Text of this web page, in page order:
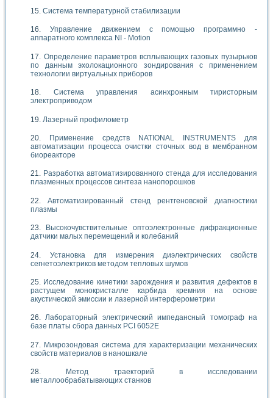
Система температурной стабилизации
Управление движением с помощью программно -
аппаратного комплекса NI - Motion
Определение параметров всплывающих газовых пузырьков
по данным эхолокационного зондирования с применением
технологии виртуальных приборов
Система управления асинхронным тиристорным
электроприводом
Лазерный профилометр
Применение средств NATIONAL INSTRUMENTS для
автоматизации процесса очистки сточных вод в мембранном
биореакторе
Разработка автоматизированного стенда для исследования
плазменных процессов синтеза нанопорошков
Автоматизированный стенд рентгеновской диагностики
плазмы
Высокочувствительные оптоэлектронные дифракционные
датчики малых перемещений и колебаний
Установка для измерения диэлектрических свойств
сегнетоэлектриков методом тепловых шумов
Исследование кинетики зарождения и развития дефектов в
растущем монокристалле карбида кремния на основе
акустической эмиссии и лазерной интерферометрии
Лабораторный электрический импедансный томограф на
базе платы сбора данных PCI 6052E
Микрозондовая система для характеризации механических
свойств материалов в наношкале
Метод траекторий в исследовании
металлообрабатывающих станков